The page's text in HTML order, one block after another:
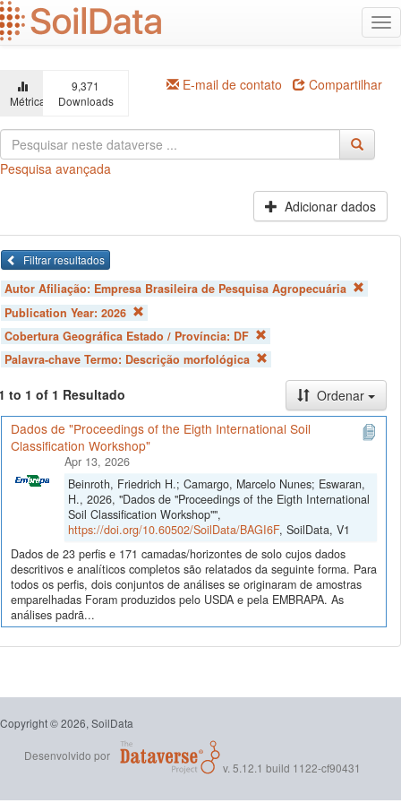
Ir
para
o
principal
Métricas
9,371
Downloads
E-mail de contato Compartilhar
Pesquisa avançada
Adicionar dados
Filtrar resultados
Autor Afiliação: Empresa Brasileira de Pesquisa Agropecuária
Publication Year: 2026
Cobertura Geográfica Estado / Província: DF
Palavra-chave Termo: Descrição morfológica
to 1 of 1 Resultado
Ordenar
Dados de "Proceedings of the Eigth International Soil
Classification Workshop"
Apr 13, 2026
Beinroth, Friedrich H.; Camargo, Marcelo Nunes; Eswaran,
H., 2026, "Dados de "Proceedings of the Eigth International
Soil Classification Workshop"",
https://doi.org/10.60502/SoilData/BAGI6F, SoilData, V1
Dados de 23 perfis e 171 camadas/horizontes de solo cujos dados
descritivos e analíticos completos são relatados da seguinte forma. Para
todos os perfis, dois conjuntos de análises se originaram de amostras
emparelhadas Foram produzidos pelo USDA e pela EMBRAPA. As
análises padrã...
Copyright © 2026, SoilData
Desenvolvido por
v. 5.12.1 build 1122-cf90431